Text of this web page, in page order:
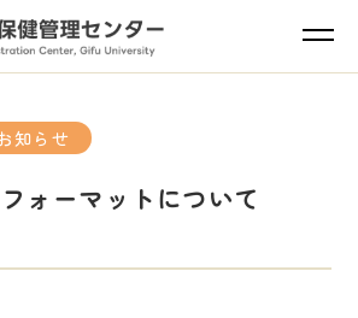
知らせ
ォーマットについて